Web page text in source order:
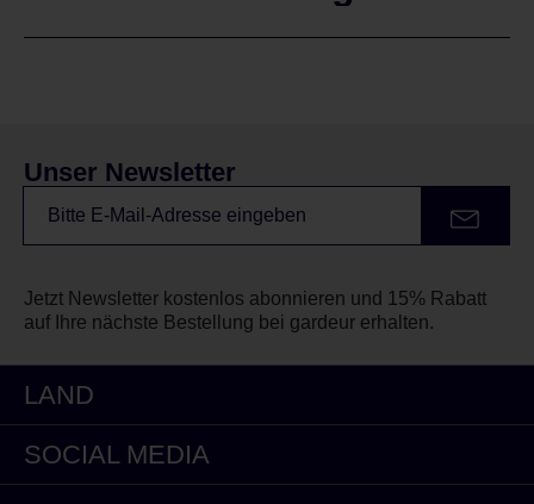
Unser Newsletter
Jetzt Newsletter kostenlos abonnieren und 15% Rabatt
auf Ihre nächste Bestellung bei gardeur erhalten.
LAND
SOCIAL MEDIA